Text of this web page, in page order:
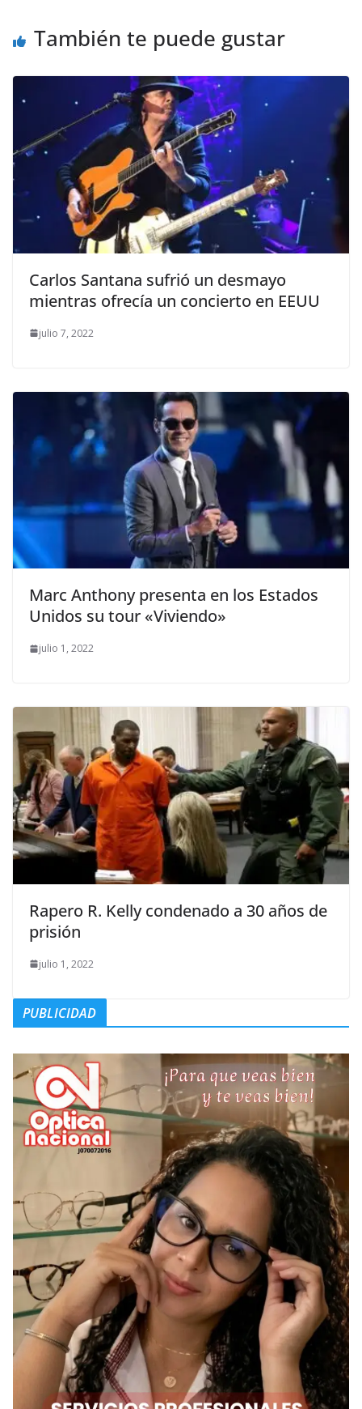
También te puede gustar
Carlos Santana sufrió un desmayo
mientras ofrecía un concierto en EEUU
julio 7, 2022
Marc Anthony presenta en los Estados
Unidos su tour «Viviendo»
julio 1, 2022
Rapero R. Kelly condenado a 30 años de
prisión
julio 1, 2022
PUBLICIDAD